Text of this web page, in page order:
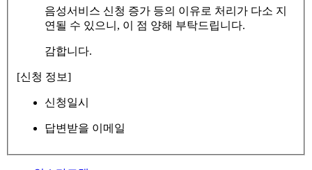
음성서비스 신청 증가 등의 이유로 처리가 다소 지
연될 수 있으니, 이 점 양해 부탁드립니다.
감합니다.
[신청 정보]
신청일시
답변받을 이메일